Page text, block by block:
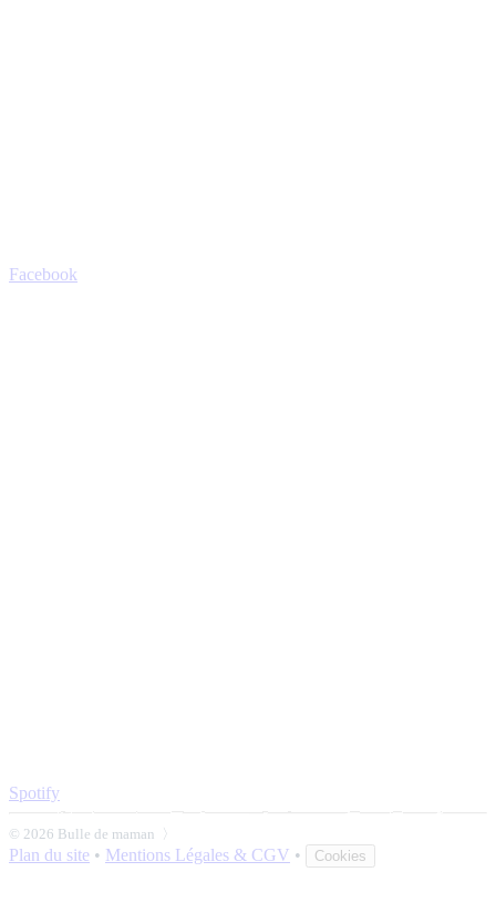
Facebook
Spotify
© 2026 Bulle de maman 〉
Plan du site • Mentions Légales & CGV • Cookies